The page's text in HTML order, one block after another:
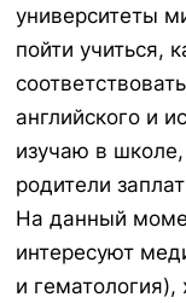
университеты
пойти учиться,
английского и
изучаю в
родители
На данный
интересуют
и гематология),